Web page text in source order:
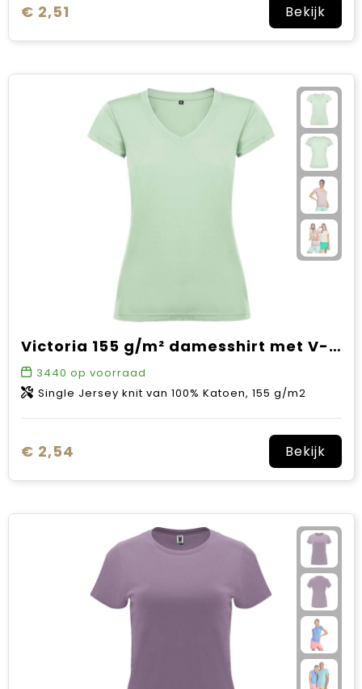
€ 2,51 Bekijk
Victoria 155 g/m² damesshirt met V-hals en korte mouwen
3440 op voorraad
Single Jersey knit van 100% Katoen, 155 g/m2
€ 2,54 Bekijk